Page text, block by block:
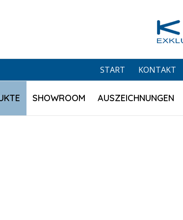
START KONTAKT
SHOWROOM AUSZEICHNUNGEN